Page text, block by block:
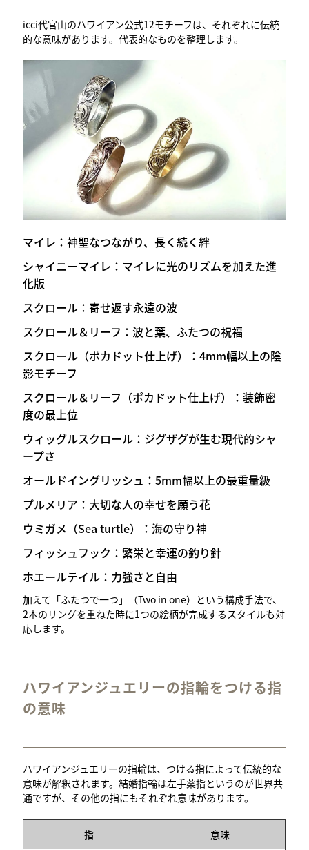
icci代官山のハワイアン公式12モチーフは、それぞれに伝統
的な意味があります。代表的なものを整理します。
マイレ：神聖なつながり、長く続く絆
シャイニーマイレ：マイレに光のリズムを加えた進
化版
スクロール：寄せ返す永遠の波
スクロール＆リーフ：波と葉、ふたつの祝福
スクロール（ポカドット仕上げ）：4mm幅以上の陰
影モチーフ
スクロール＆リーフ（ポカドット仕上げ）：装飾密
度の最上位
ウィッグルスクロール：ジグザグが生む現代的シャ
ープさ
オールドイングリッシュ：5mm幅以上の最重量級
プルメリア：大切な人の幸せを願う花
ウミガメ（Sea turtle）：海の守り神
フィッシュフック：繁栄と幸運の釣り針
ホエールテイル：力強さと自由
加えて「ふたつで一つ」（Two in one）という構成手法で、
2本のリングを重ねた時に1つの絵柄が完成するスタイルも対
応します。
ハワイアンジュエリーの指輪をつける指
の意味
ハワイアンジュエリーの指輪は、つける指によって伝統的な
意味が解釈されます。結婚指輪は左手薬指というのが世界共
通ですが、その他の指にもそれぞれ意味があります。
指 意味